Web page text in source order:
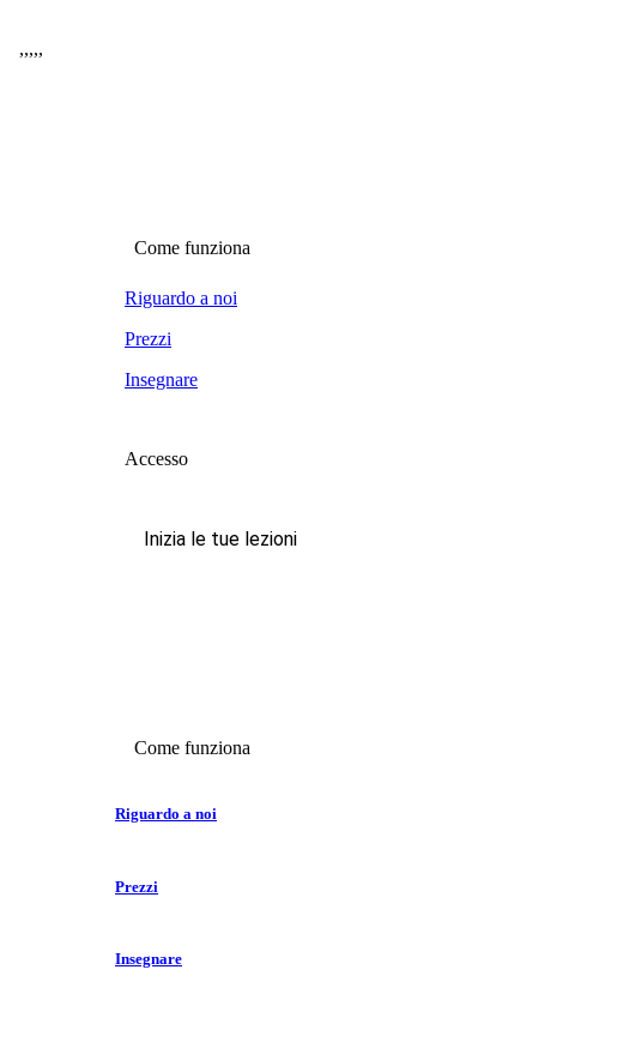
,,,,,
Come funziona
Riguardo a noi
Prezzi
Insegnare
Accesso
Inizia le tue lezioni
Come funziona
Riguardo a noi
Prezzi
Insegnare